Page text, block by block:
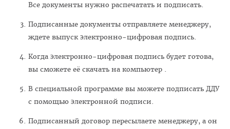
Все документы нужно распечатать и подписать.
Подписанные документы отправляете менеджеру,
ждете выпуск электронно-цифровая подпись.
Когда электронно-цифровая подпись будет готова,
вы сможете её скачать на компьютер .
В специальной программе вы можете подписать ДДУ
с помощью электронной подписи.
Подписанный договор пересылаете менеджеру, а он